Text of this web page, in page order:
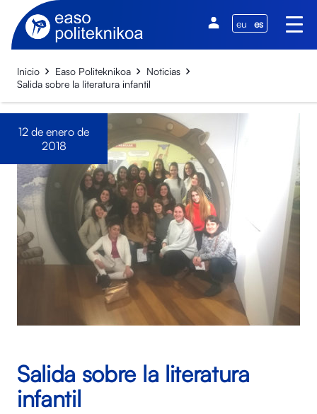
eu es
Inicio Easo Politeknikoa
Noticias
Salida sobre la literatura infantil
12 de enero de
2018
Salida sobre la literatura
infantil